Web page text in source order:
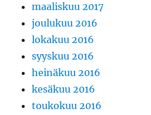
maaliskuu 2017
joulukuu 2016
lokakuu 2016
syyskuu 2016
heinäkuu 2016
kesäkuu 2016
toukokuu 2016